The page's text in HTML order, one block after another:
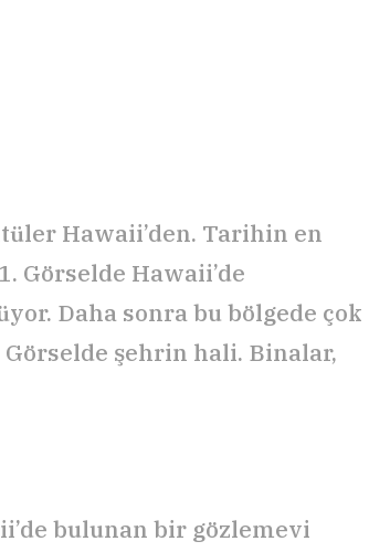
Hawaii’den. Tarihin en
Görselde Hawaii’de
Daha sonra bu bölgede çok
şehrin hali. Binalar,
bulunan bir gözlemevi